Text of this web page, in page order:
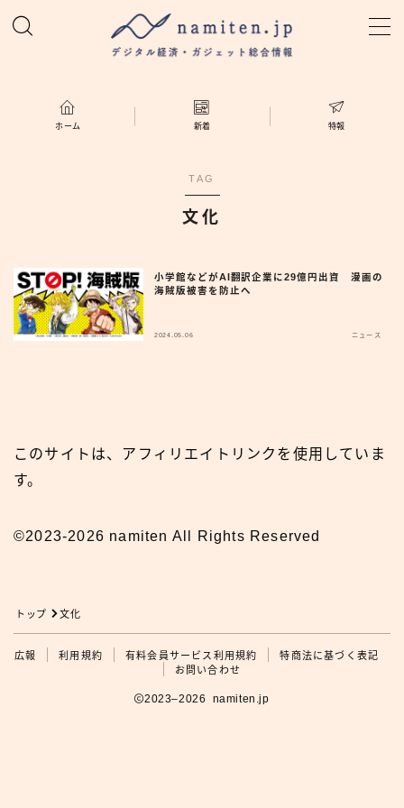
ホーム
namiten.jp
広報
ホーム 新着 特報
TAG
文化
小学館などがAI翻訳企業に29億円出資 漫画の
海賊版被害を防止へ
2024.05.06 ニュース
このサイトは、アフィリエイトリンクを使用していま
す。
©2023-2026 namiten All Rights Reserved
トップ 文化
広報 利用規約 有料会員サービス利用規約
特商法に基づく表記
お問い合わせ
2023–2026 namiten.jp